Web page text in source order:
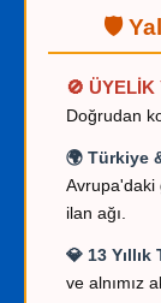
🛡️
🚫 ÜYELİK
Doğrudan
🌍 Türkiye
Avrupa'daki
ilan ağı.
💎 13 Yıllık
ve alnımız